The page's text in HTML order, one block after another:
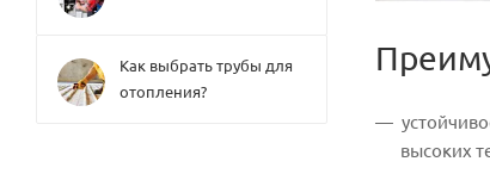
высоких
Как выбрать трубы для
отопления?